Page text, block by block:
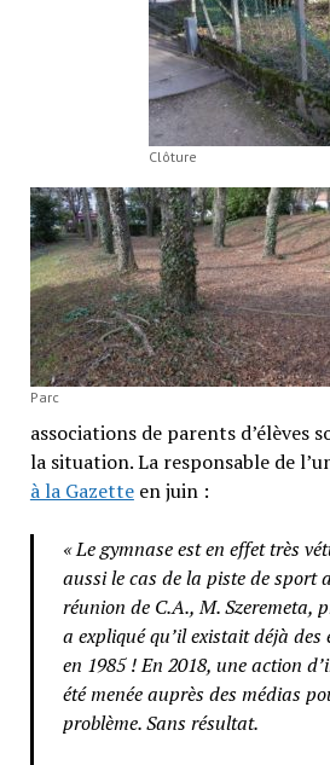
Clôture
Parc
associations de parents d’élèves
la situation. La responsable de
à la Gazetteen juin :
« Le gymnase est en effet très
aussi le cas de la piste de sport
réunion de C.A., M. Szeremeta,
a expliqué qu’il existait déjà
en 1985 ! En 2018, une action
été menée auprès des médias
problème. Sans résultat.